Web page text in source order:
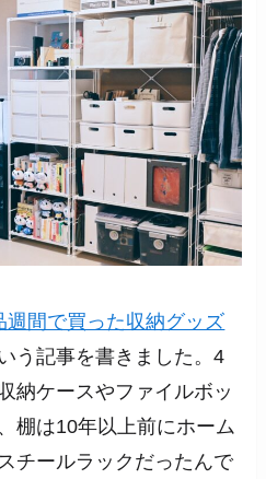
週間で買った収納グッズ
う記事を書きました。4
納ケースやファイルボッ
棚は10年以上前にホーム
チールラックだったんで